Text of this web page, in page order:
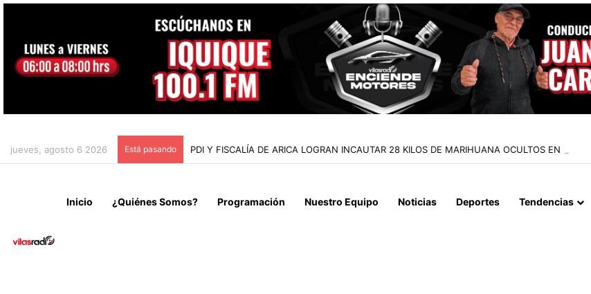
jueves, agosto 6 2026 Está pasando PDI Y FISCALÍA DE ARICA LOGRAN INCAUTAR 28 KILOS DE MARIHUANA OCULTOS EN UN
Inicio ¿Quiénes Somos? Programación Nuestro Equipo Noticias Deportes Tendencias